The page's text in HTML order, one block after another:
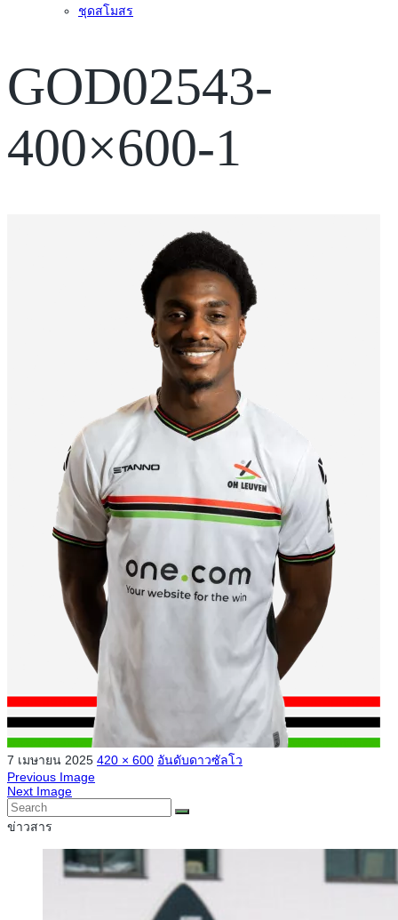
ชุดสโมสร
GOD02543-
400×600-1
7 เมษายน 2025 420 × 600 อันดับดาวซัลโว
Previous Image
Next Image
ข่าวสาร